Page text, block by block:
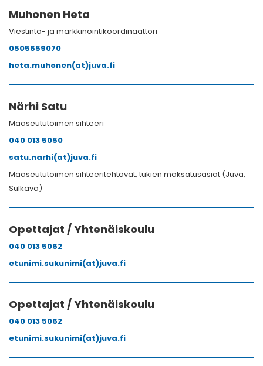
Muhonen Heta
Viestintä- ja markkinointikoordinaattori
0505659070
heta.muhonen(at)juva.fi
Närhi Satu
Maaseututoimen sihteeri
040 013 5050
satu.narhi(at)juva.fi
Maaseututoimen sihteeritehtävät, tukien maksatusasiat (Juva,
Sulkava)
Opettajat / Yhtenäiskoulu
040 013 5062
etunimi.sukunimi(at)juva.fi
Opettajat / Yhtenäiskoulu
040 013 5062
etunimi.sukunimi(at)juva.fi